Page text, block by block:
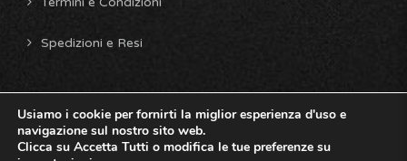
Spedizioni e Resi
Copyright © 2026 Star Rc - Design byTd Solutions
rights reserved.
Usiamo i cookie per fornirti la miglior esperienza d'uso e
navigazione sul nostro sito web.
Clicca su Accetta Tutti o modifica le tue preferenze su